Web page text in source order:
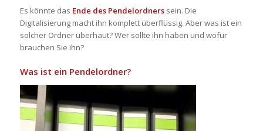
Es könnte das Ende des Pendelordnerssein. Die
Digitalisierung macht ihn komplett überflüssig. Aber was ist ein
solcher Ordner überhaut? Wer sollte ihn haben und wofür
brauchen Sie ihn?
Was ist ein Pendelordner?